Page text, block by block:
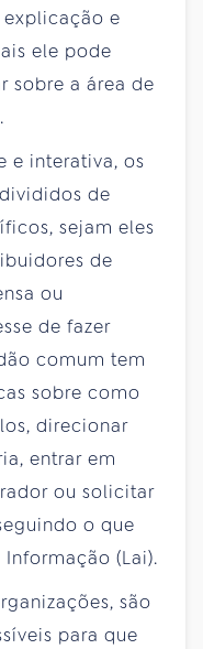
explicação e
ele pode
sobre a área de
e interativa, os
de
sejam eles
de
ou
de fazer
comum tem
sobre como
direcionar
entrar em
ou solicitar
o que
(Lai).
são
para que